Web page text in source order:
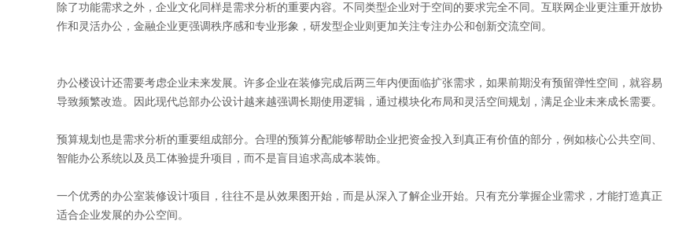
除了功能需求之外，企业文化同样是需求分析的重要内容。不同类型企业对于空间的要求完全不同。互联网企业更注重开放协
作和灵活办公，金融企业更强调秩序感和专业形象，研发型企业则更加关注专注办公和创新交流空间。
办公楼设计还需要考虑企业未来发展。许多企业在装修完成后两三年内便面临扩张需求，如果前期没有预留弹性空间，就容易
导致频繁改造。因此现代总部办公设计越来越强调长期使用逻辑，通过模块化布局和灵活空间规划，满足企业未来成长需要。
预算规划也是需求分析的重要组成部分。合理的预算分配能够帮助企业把资金投入到真正有价值的部分，例如核心公共空间、
智能办公系统以及员工体验提升项目，而不是盲目追求高成本装饰。
一个优秀的办公室装修设计项目，往往不是从效果图开始，而是从深入了解企业开始。只有充分掌握企业需求，才能打造真正
适合企业发展的办公空间。